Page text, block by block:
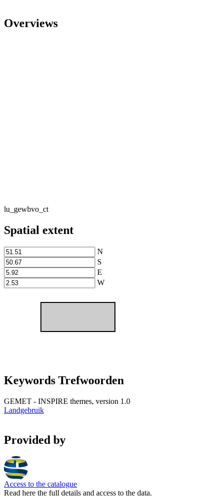
Overviews
lu_gewbvo_ct
Spatial extent
N
S
E
W
Keywords Trefwoorden
GEMET - INSPIRE themes, version 1.0
Landgebruik
Provided by
Access to the catalogue
Read here the full details and access to the data.